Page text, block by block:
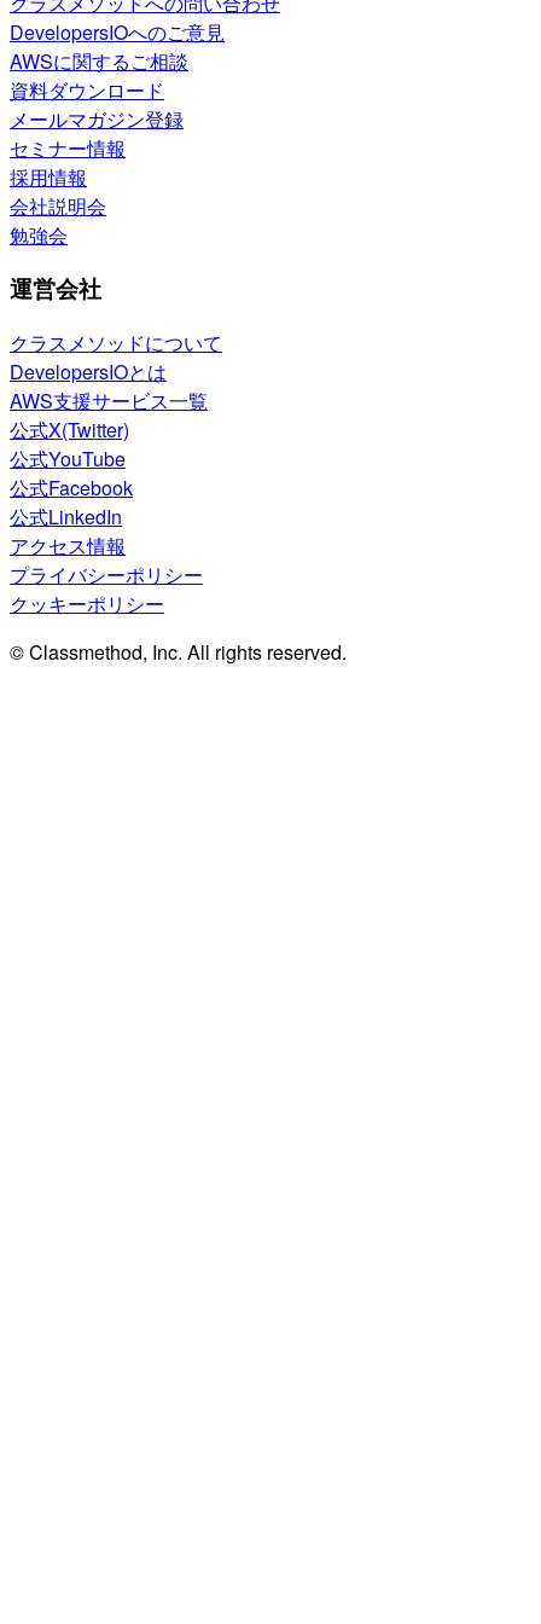
DevelopersIOへのご意見
AWSに関するご相談
資料ダウンロード
メールマガジン登録
セミナー情報
採用情報
会社説明会
勉強会
運営会社
クラスメソッドについて
DevelopersIOとは
AWS支援サービス一覧
公式X(Twitter)
公式YouTube
公式Facebook
公式LinkedIn
アクセス情報
プライバシーポリシー
クッキーポリシー
© Classmethod, Inc. All rights reserved.